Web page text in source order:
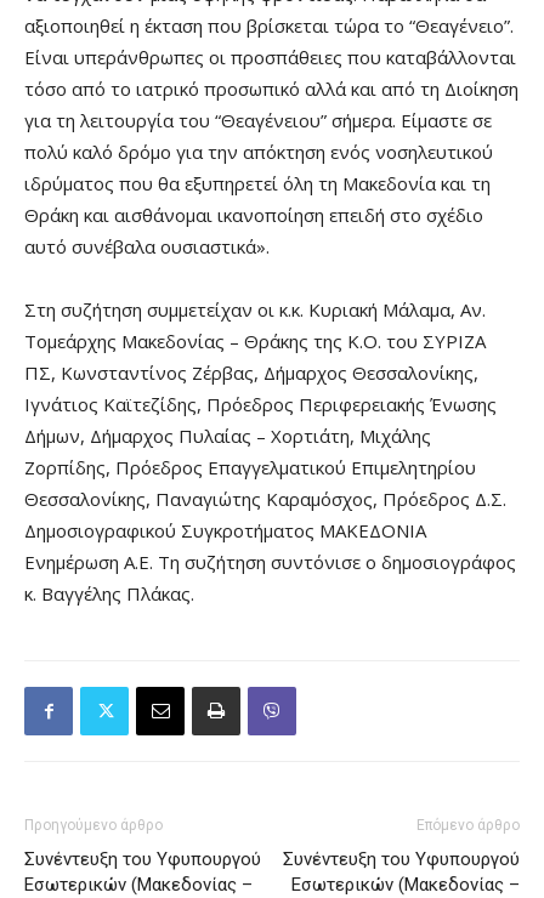
αξιοποιηθεί η έκταση που βρίσκεται τώρα το “Θεαγένειο”.
Είναι υπεράνθρωπες οι προσπάθειες που καταβάλλονται
τόσο από το ιατρικό προσωπικό αλλά και από τη Διοίκηση
για τη λειτουργία του “Θεαγένειου” σήμερα. Είμαστε σε
πολύ καλό δρόμο για την απόκτηση ενός νοσηλευτικού
ιδρύματος που θα εξυπηρετεί όλη τη Μακεδονία και τη
Θράκη και αισθάνομαι ικανοποίηση επειδή στο σχέδιο
αυτό συνέβαλα ουσιαστικά».
Στη συζήτηση συμμετείχαν οι κ.κ. Κυριακή Μάλαμα, Αν.
Τομεάρχης Μακεδονίας – Θράκης της Κ.Ο. του ΣΥΡΙΖΑ
ΠΣ, Κωνσταντίνος Ζέρβας, Δήμαρχος Θεσσαλονίκης,
Ιγνάτιος Καϊτεζίδης, Πρόεδρος Περιφερειακής Ένωσης
Δήμων, Δήμαρχος Πυλαίας – Χορτιάτη, Μιχάλης
Ζορπίδης, Πρόεδρος Επαγγελματικού Επιμελητηρίου
Θεσσαλονίκης, Παναγιώτης Καραμόσχος, Πρόεδρος Δ.Σ.
Δημοσιογραφικού Συγκροτήματος ΜΑΚΕΔΟΝΙΑ
Ενημέρωση Α.Ε. Τη συζήτηση συντόνισε ο δημοσιογράφος
κ. Βαγγέλης Πλάκας.
Προηγούμενο άρθρο
Συνέντευξη του Υφυπουργού
Εσωτερικών (Μακεδονίας –
Επόμενο άρθρο
Συνέντευξη του Υφυπουργού
Εσωτερικών (Μακεδονίας –